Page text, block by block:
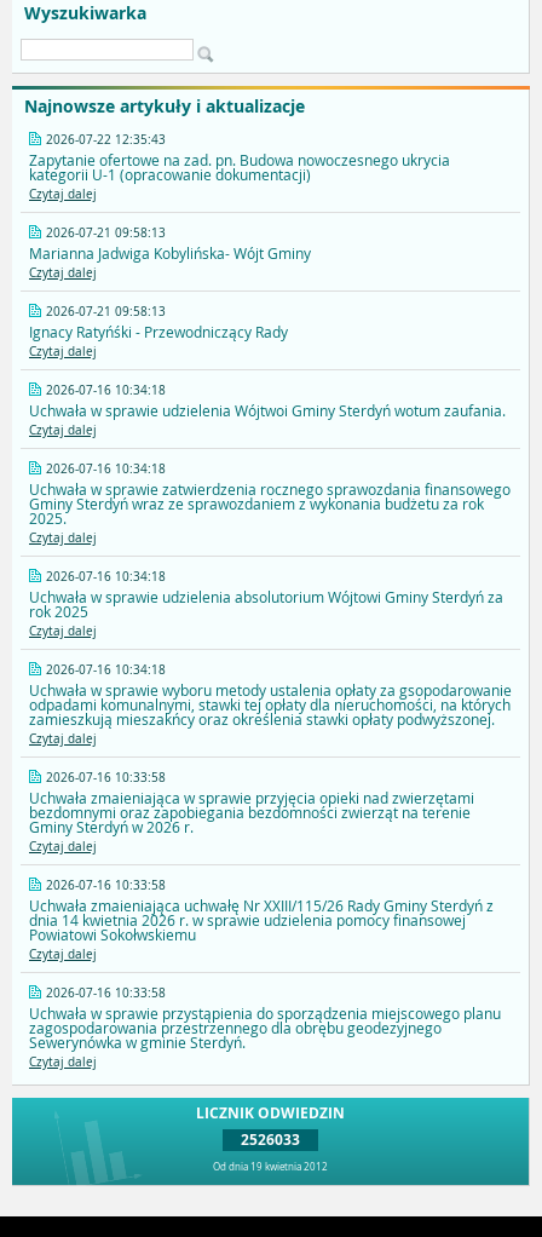
Wyszukiwarka
Najnowsze artykuły i aktualizacje
2026-07-22 12:35:43
Zapytanie ofertowe na zad. pn. Budowa nowoczesnego ukrycia
kategorii U-1 (opracowanie dokumentacji)
Czytaj dalej
2026-07-21 09:58:13
Marianna Jadwiga Kobylińska- Wójt Gminy
Czytaj dalej
2026-07-21 09:58:13
Ignacy Ratyńśki - Przewodniczący Rady
Czytaj dalej
2026-07-16 10:34:18
Uchwała w sprawie udzielenia Wójtwoi Gminy Sterdyń wotum zaufania.
Czytaj dalej
2026-07-16 10:34:18
Uchwała w sprawie zatwierdzenia rocznego sprawozdania finansowego
Gminy Sterdyń wraz ze sprawozdaniem z wykonania budżetu za rok
2025.
Czytaj dalej
2026-07-16 10:34:18
Uchwała w sprawie udzielenia absolutorium Wójtowi Gminy Sterdyń za
rok 2025
Czytaj dalej
2026-07-16 10:34:18
Uchwała w sprawie wyboru metody ustalenia opłaty za gsopodarowanie
odpadami komunalnymi, stawki tej opłaty dla nieruchomości, na których
zamieszkują mieszakńcy oraz określenia stawki opłaty podwyższonej.
Czytaj dalej
2026-07-16 10:33:58
Uchwała zmaieniająca w sprawie przyjęcia opieki nad zwierzętami
bezdomnymi oraz zapobiegania bezdomności zwierząt na terenie
Gminy Sterdyń w 2026 r.
Czytaj dalej
2026-07-16 10:33:58
Uchwała zmaieniająca uchwałę Nr XXIII/115/26 Rady Gminy Sterdyń z
dnia 14 kwietnia 2026 r. w sprawie udzielenia pomocy finansowej
Powiatowi Sokołwskiemu
Czytaj dalej
2026-07-16 10:33:58
Uchwała w sprawie przystąpienia do sporządzenia miejscowego planu
zagospodarowania przestrzennego dla obrębu geodezyjnego
Sewerynówka w gminie Sterdyń.
Czytaj dalej
LICZNIK ODWIEDZIN
2526033
Od dnia 19 kwietnia 2012